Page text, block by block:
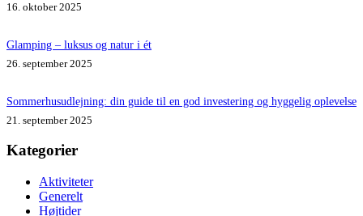
16. oktober 2025
Glamping – luksus og natur i ét
26. september 2025
Sommerhusudlejning: din guide til en god investering og hyggelig oplevelse
21. september 2025
Kategorier
Aktiviteter
Generelt
Højtider